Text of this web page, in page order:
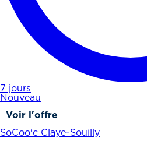
7 jours
Nouveau
Voir l'offre
SoCoo'c Claye-Souilly